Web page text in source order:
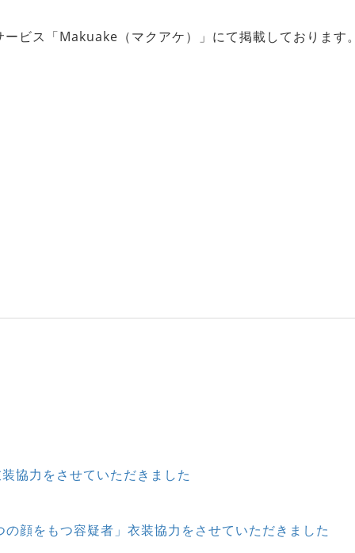
ビス「Makuake（マクアケ）」にて掲載しております
協力をさせていただきました
顔をもつ容疑者」衣装協力をさせていただきました